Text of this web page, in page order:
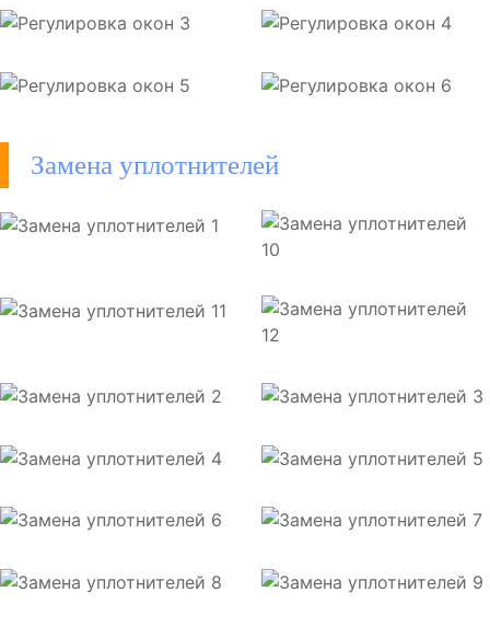
Замена уплотнителей